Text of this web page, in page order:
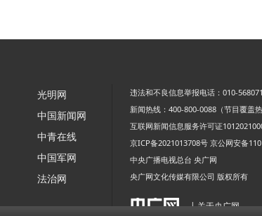
光明网
中国新闻网
中青在线
中国军网
法治网
违法和不良信息举报电话：010-
新闻热线：400-800-0088（节目覆盖热
互联网新闻信息服务许可证
京ICP备2021013708号 京公网安备
中央广播电视总台 央广网
央广网文化传媒有限公司 版权所有
| 关于央广网